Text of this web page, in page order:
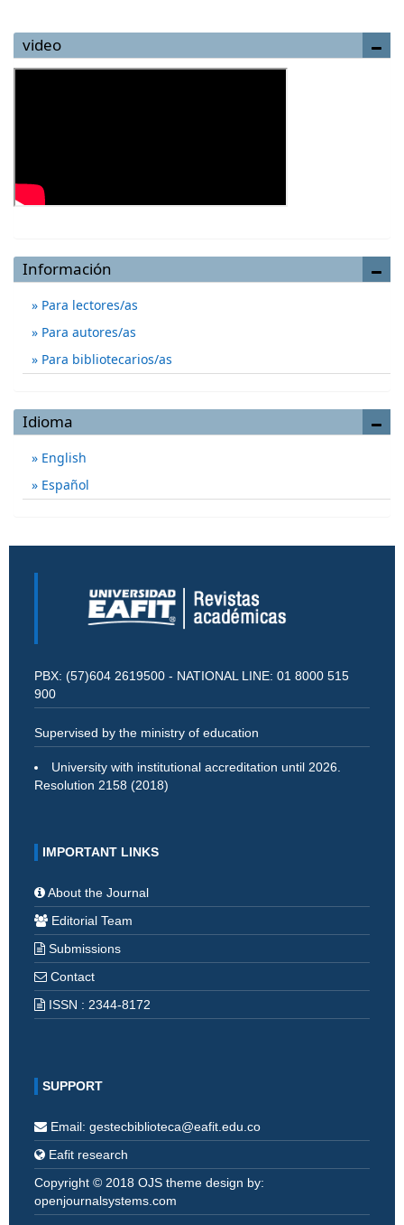
video
Información
Para lectores/as
Para autores/as
Para bibliotecarios/as
Idioma
English
Español
PBX: (57)604 2619500 - NATIONAL LINE: 01 8000 515
900
Supervised by the ministry of education
University with institutional accreditation until 2026.
Resolution 2158 (2018)
IMPORTANT LINKS
About the Journal
Editorial Team
Submissions
Contact
ISSN : 2344-8172
SUPPORT
Email: gestecbiblioteca@eafit.edu.co
Eafit research
Copyright © 2018 OJS theme design by:
openjournalsystems.com